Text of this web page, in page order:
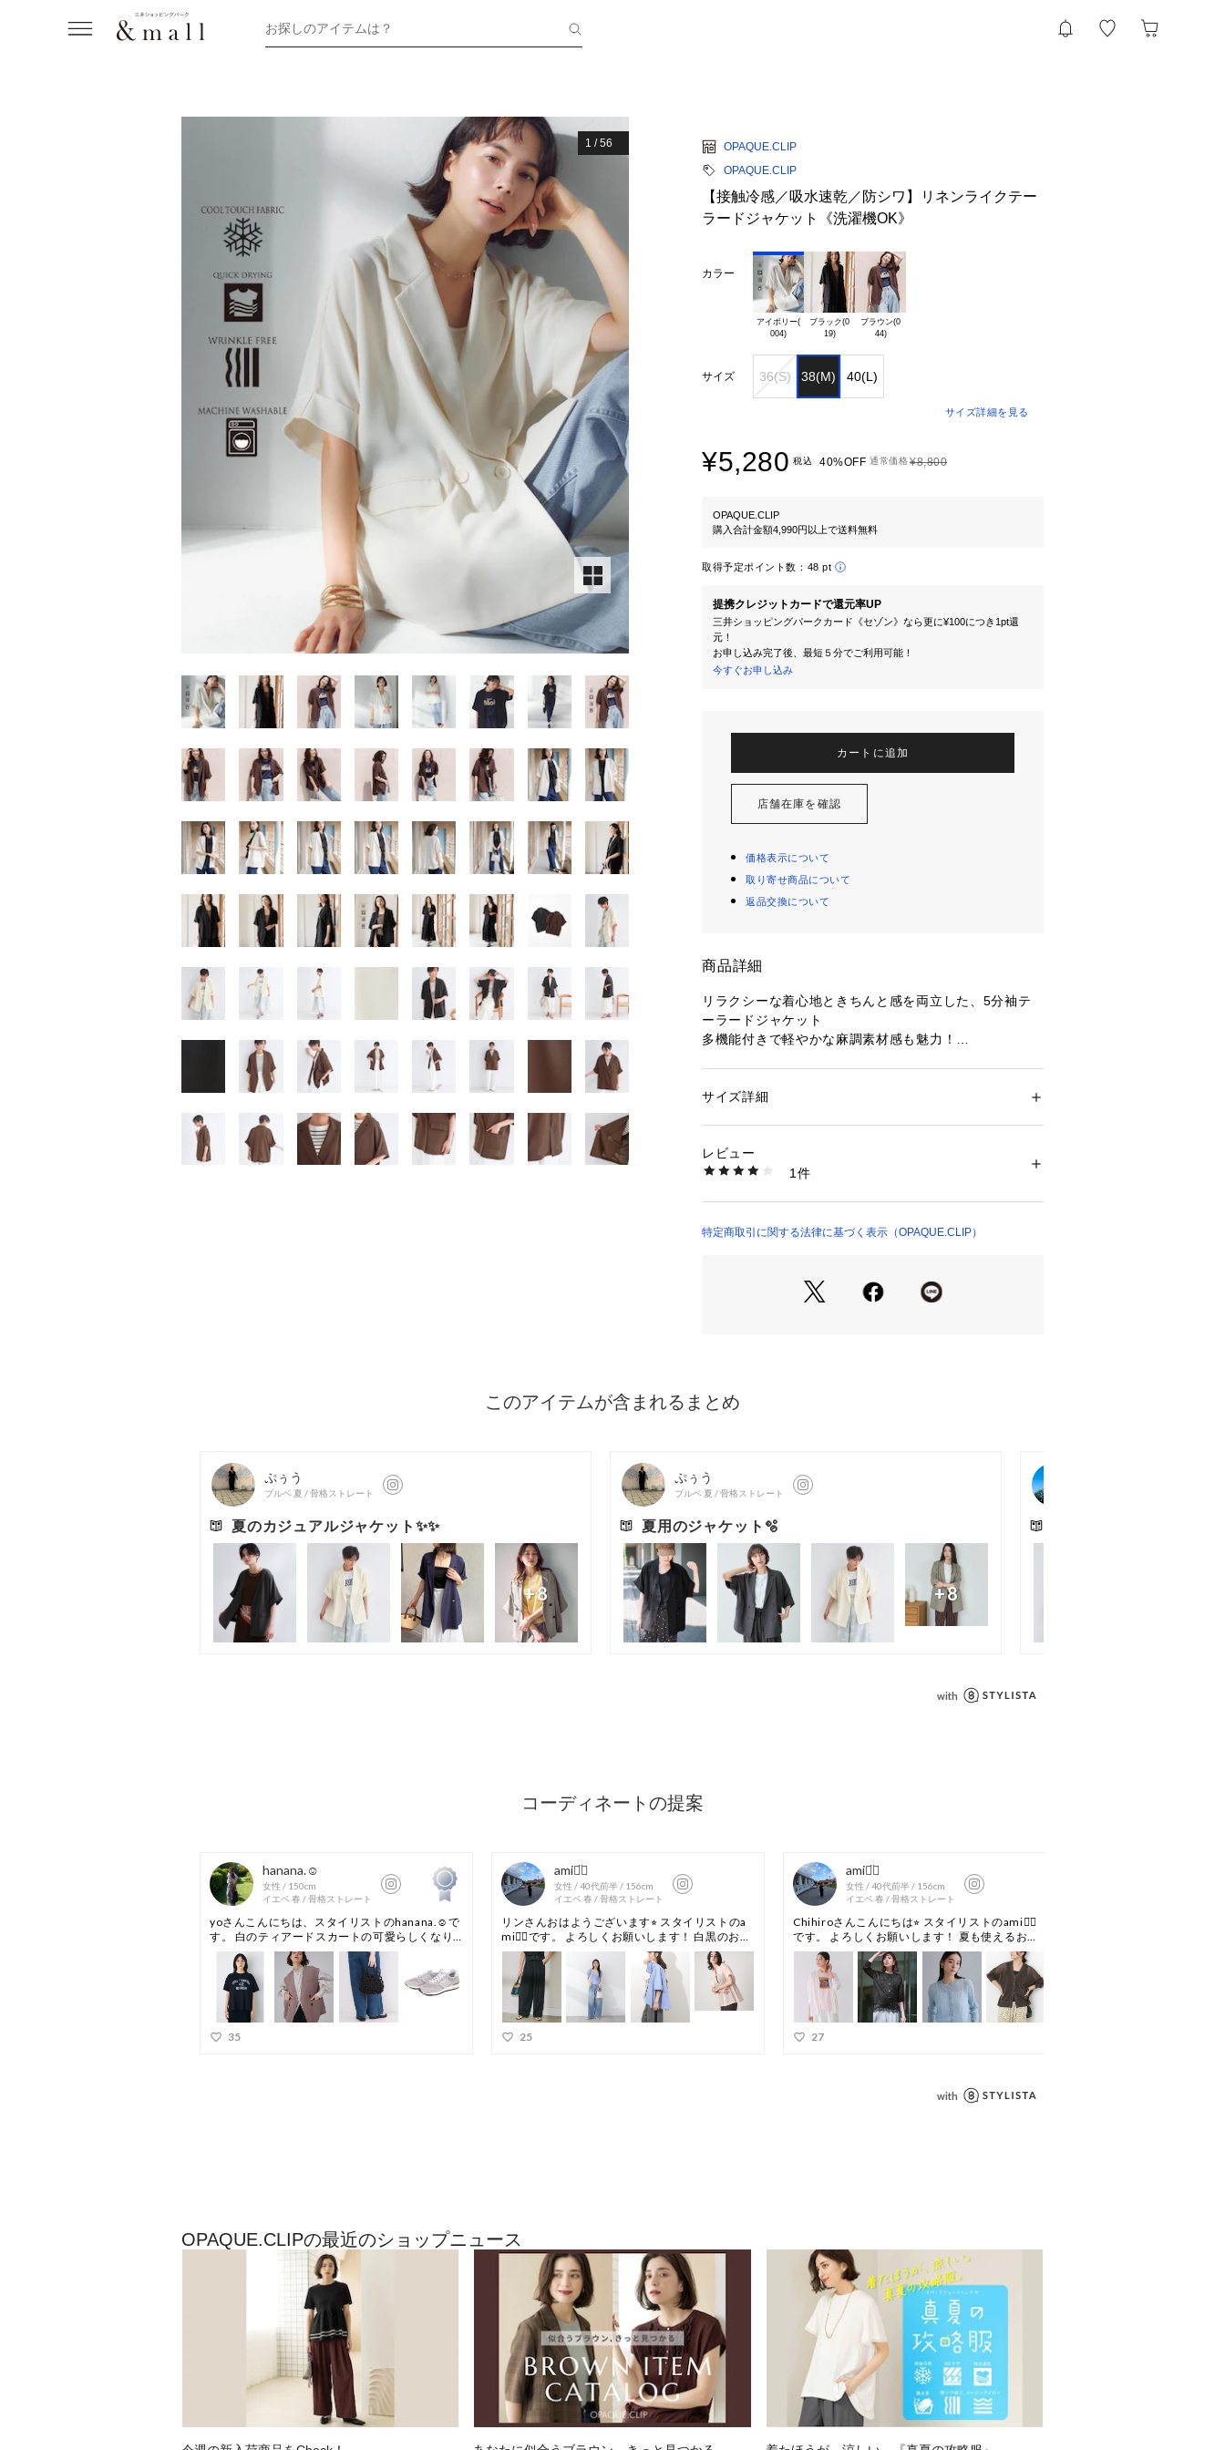
お探しのアイテムは？
1 /56
OPAQUE.CLIP
OPAQUE.CLIP
【接触冷感／吸水速乾／防シワ】リネンライクテー
ラードジャケット《洗濯機OK》
カラー
アイボリー(
ブラック(0
19)
ブラウン(0
44)
サイズ 36(S) 38(M) 40(L)
サイズ詳細を見る
¥5,280 税込 40%OFF 通常価格¥8,800
OPAQUE.CLIP
購入合計金額4,990円以上で送料無料
取得予定ポイント数： 48 pt
提携クレジットカードで還元率UP
三井ショッピングパークカード《セゾン》なら更に¥100につき1pt還
元！
お申し込み完了後、最短５分でご利用可能！
今すぐお申し込み
カートに追加
店舗在庫を確認
価格表示について
取り寄せ商品について
返品交換について
商品詳細
リラクシーな着心地ときちんと感を両立した、5分袖テ
ーラードジャケット
多機能付きで軽やかな麻調素材感も魅力！
・ゆとりのあるシルエットが程よい抜け感を演出できる
ブデザインでリラクシーな着心地。
・通勤スタイルにはもちろん、デニムやワイドパンツと
ケットです。
・通勤スタイル:ブラウス×センタープレスパンツでオフ
・裏地なし
【素材】
・さらっとドライタッチな麻調合繊素材。
・暑い季節にも嬉しい接触冷感、吸水速乾素材。
・シワになりにい防シワ加工でお手入れも簡単に。
・マシンウォッシャブルでご自宅でのお洗濯も可能。
※この製品は、吸水速乾効果のある素材を使用していま
性別：レディース
生産国：カンボジア製
商品番号：
1600100014216
サイズ詳細
レビュー
1件
特定商取引に関する法律に基づく表示（OPAQUE.CLIP）
OPAQUE.CLIPの最近のショップニュース